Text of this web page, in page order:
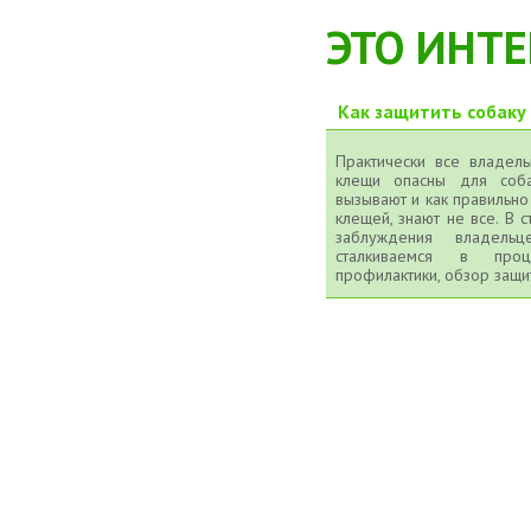
ЭТО
Как защитить
Практически все
клещи опасны для
вызывают и как
клещей, знают не все. В
заблуждения
сталкиваемся в
профилактики, обзор